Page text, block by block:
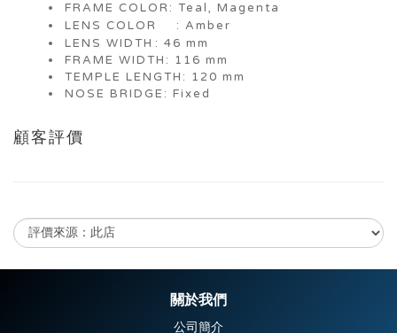
FRAME COLOR: Teal, Magenta
LENS COLOR
: Amber
LENS WIDTH : 46 mm
FRAME WIDTH: 116 mm
TEMPLE LENGTH: 120 mm
NOSE BRIDGE: Fixed
顧客評價
關於我們
公司簡介